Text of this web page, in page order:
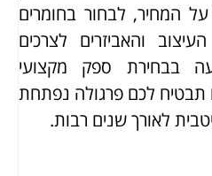
המחיר, לבחור בחומרים
והאביזרים לצרכים
בבחירת ספק מקצועי
תבטיח לכם פרגולה נפתחת
לאורך שנים רבות.